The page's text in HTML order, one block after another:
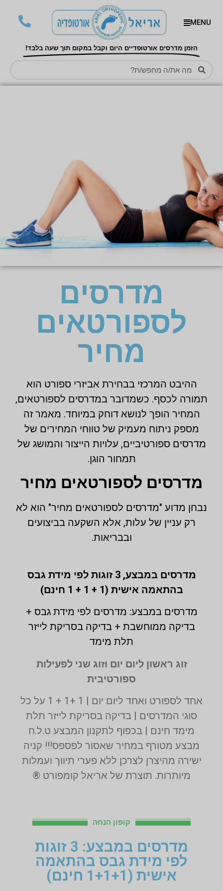
MENU
הזמן מדרסים אורטופדיים היום וקבל במקום תוך שעה בלבד!
מדרסים
לספורטאים
מחיר
ההיבט המרכזי בבחירת אביזרי ספורט הוא
תמורה לכסף. כשמדובר במדרסים לספורטאים,
המחיר הופך לנושא דוחק במיוחד. מאמר זה
מספק ניתוח מעמיק של טווחי המחירים של
מדרסים ספורטיביים, עלויות הייצור והמושג של
תמחור הוגן.
מדרסים לספורטאים מחיר
נבחן מדוע "מדרסים לספורטאים מחיר" הוא לא
רק עניין של עלות, אלא השקעה בביצועים
ובבריאות.
מדרסים במבצע,
3 זוגות לפי מידת גבס
בהתאמה אישית (1 + 1 + 1 חינם)
מדרסים במבצע: מדרסים לפי מידת גבס +
בדיקה ממוחשבת + בדיקה בסריקת לייזר
תלת מימד
זוג ראשון ליום יום וזוג שני לפעילות
ספורטיבית
אחד לספורט ואחד ליום יום | 1 +1 + 1 על כל
סוגי המדרסים | בדיקה בסריקת לייזר תלת
מימד חינם | בכפוף לתקנון המבצע ט.ל.ח
מבצע מטורף במחיר שאסור לפספס!!! קניה
ישירה מהיצרן לצרכן ללא פערי תיווך ועמלות
מיותרות. תוצרת של אריאל קומפורט ®
קופון הנחה
מדרסים במבצע: 3 זוגות
לפי מידת גבס בהתאמה
אישית (1+1+1 חינם)